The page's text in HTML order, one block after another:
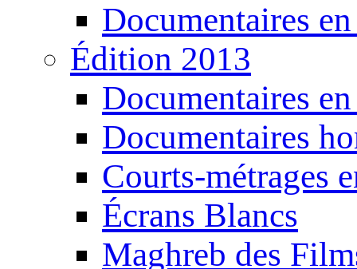
Documentaires
Édition 2013
Documentaires
Documentaires
Courts-métrages
Écrans Blancs
Maghreb des